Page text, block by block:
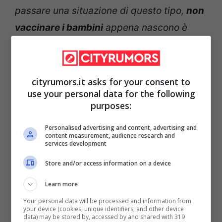
passare una situazione di questo tipo, non
vaccinare i bambiniappena nascono è
l’obbligo e temo che ci siano tanti genitori
che decidono di non fare le vaccinazioni e
questo è un problema serio. Basta andare
a vedere cosa sta succedendo con il
morbillo che sta avanzando in modo
preoccupantee questo perché si è
sottovalutato il problema e non c’è una
campagna vaccinale come dovrebbe
esserci in un paese normale”.
cityrumors.it asks for your consent to
use your personal data for the following
purposes:
Personalised advertising and content, advertising and
content measurement, audience research and
services development
Store and/or access information on a device
Learn more
Your personal data will be processed and information from
your device (cookies, unique identifiers, and other device
data) may be stored by, accessed by and shared with 319